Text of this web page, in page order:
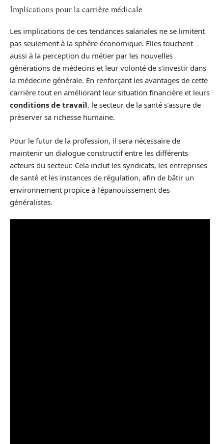
Implications pour la carrière médicale
Les implications de ces tendances salariales ne se limitent
pas seulement à la sphère économique. Elles touchent
aussi à la perception du métier par les nouvelles
générations de médecins et leur volonté de s’investir dans
la médecine générale. En renforçant les avantages de cette
carrière tout en améliorant leur situation financière et leurs
conditions de travail, le secteur de la santé s’assure de
préserver sa richesse humaine.
Pour le futur de la profession, il sera nécessaire de
maintenir un dialogue constructif entre les différents
acteurs du secteur. Cela inclut les syndicats, les entreprises
de santé et les instances de régulation, afin de bâtir un
environnement propice à l’épanouissement des
généralistes.